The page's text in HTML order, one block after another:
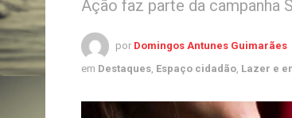
Ação faz parte da campanha
por Domingos Antunes Guimarães
em Destaques Espaço cidadão Lazer e